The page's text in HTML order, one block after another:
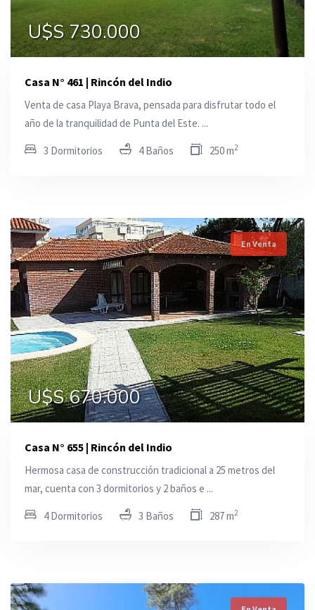
U$S 730.000
Casa N° 461 | Rincón del Indio
Venta de casa Playa Brava, pensada para disfrutar todo el
año de la tranquilidad de Punta del Este. ...
3 Dormitorios 4 Baños 250 m2
En Venta
U$S 670.000
Casa N° 655 | Rincón del Indio
Hermosa casa de construcción tradicional a 25 metros del
mar, cuenta con 3 dormitorios y 2 baños e ...
4 Dormitorios 3 Baños 287 m2